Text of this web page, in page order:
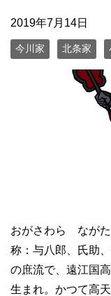
2019年7月14日
今川家 北条家
おがさわら なが
称：与八郎、氏助
の庶流で、遠江国
生まれ。かつて高